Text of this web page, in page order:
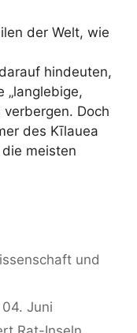
der Welt, wie
hindeuten,
„langlebige,
Doch
des Kīlauea
meisten
und
Juni